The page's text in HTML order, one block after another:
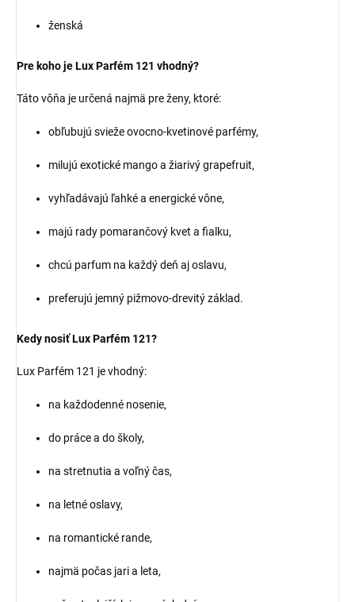
ženská
Pre koho je Lux Parfém 121 vhodný?
Táto vôňa je určená najmä pre ženy, ktoré:
obľubujú svieže ovocno-kvetinové parfémy,
milujú exotické mango a žiarivý grapefruit,
vyhľadávajú ľahké a energické vône,
majú rady pomarančový kvet a fialku,
chcú parfum na každý deň aj oslavu,
preferujú jemný pižmovo-drevitý základ.
Kedy nosiť Lux Parfém 121?
Lux Parfém 121 je vhodný:
na každodenné nosenie,
do práce a do školy,
na stretnutia a voľný čas,
na letné oslavy,
na romantické rande,
najmä počas jari a leta,